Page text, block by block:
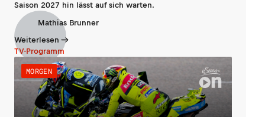
Saison 2027 hin lässt auf sich warten.
Mathias Brunner
Weiterlesen
TV-Programm
MORGEN